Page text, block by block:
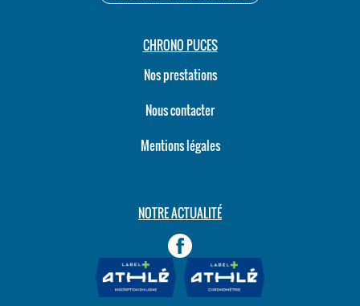
CHRONO PUCES
Nos prestations
Nous contacter
Mentions légales
NOTRE ACTUALITÉ